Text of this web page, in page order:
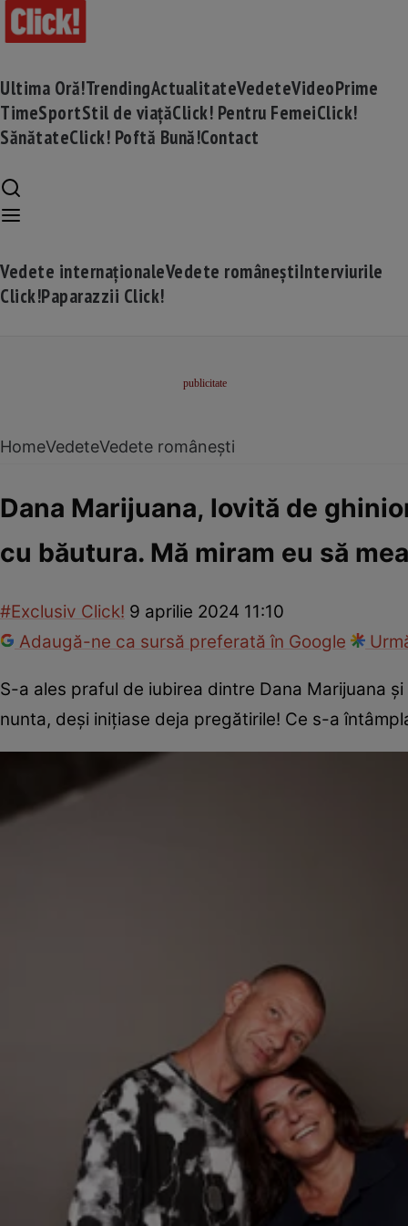
Ultima Oră!TrendingActualitateVedeteVideoPrime
TimeSportStil de viațăClick! Pentru FemeiClick!
SănătateClick! Poftă Bună!Contact
Vedete internaționaleVedete româneștiInterviurile
Click!Paparazzii Click!
HomeVedeteVedete românești
Dana Marijuana, lovită de
cu băutura. Mă miram eu să
#Exclusiv Click! 9 aprilie 2024 11:10
Adaugă-ne ca sursă preferată în Google
S-a ales praful de iubirea dintre Dana Marijuana
nunta, deși inițiase deja pregătirile! Ce s-a